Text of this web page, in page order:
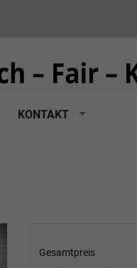
KONTAKT
Gesamtpreis